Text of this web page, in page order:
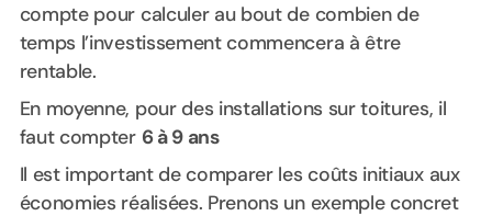
compte pour calculer au bout de combien de
temps l’investissement commencera à être
rentable.
En moyenne, pour des installations sur toitures, il
faut compter 6 à 9 ans
Il est important de comparer les coûts initiaux aux
économies réalisées. Prenons un exemple concret